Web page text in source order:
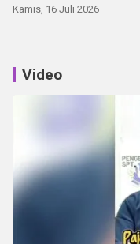
Kamis, 16 Juli 2026
Video